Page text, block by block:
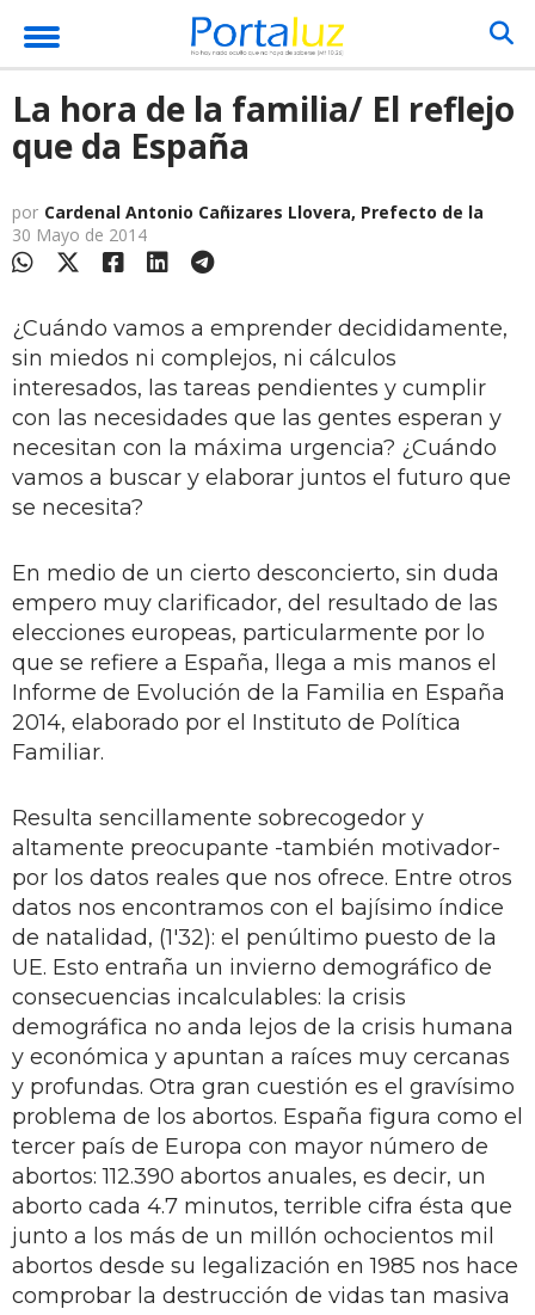
La hora de la familia/ El reflejo
que da España
por Cardenal Antonio Cañizares Llovera, Prefecto de la
30 Mayo de 2014
¿Cuándo vamos a emprender decididamente,
sin miedos ni complejos, ni cálculos
interesados, las tareas pendientes y cumplir
con las necesidades que las gentes esperan y
necesitan con la máxima urgencia? ¿Cuándo
vamos a buscar y elaborar juntos el futuro que
se necesita?
En medio de un cierto desconcierto, sin duda
empero muy clarificador, del resultado de las
elecciones europeas, particularmente por lo
que se refiere a España, llega a mis manos el
Informe de Evolución de la Familia en España
2014, elaborado por el Instituto de Política
Familiar.
Resulta sencillamente sobrecogedor y
altamente preocupante -también motivador-
por los datos reales que nos ofrece. Entre otros
datos nos encontramos con el bajísimo índice
de natalidad, (1'32): el penúltimo puesto de la
UE. Esto entraña un invierno demográfico de
consecuencias incalculables: la crisis
demográfica no anda lejos de la crisis humana
y económica y apuntan a raíces muy cercanas
y profundas. Otra gran cuestión es el gravísimo
problema de los abortos. España figura como el
tercer país de Europa con mayor número de
abortos: 112.390 abortos anuales, es decir, un
aborto cada 4.7 minutos, terrible cifra ésta que
junto a los más de un millón ochocientos mil
abortos desde su legalización en 1985 nos hace
comprobar la destrucción de vidas tan masiva